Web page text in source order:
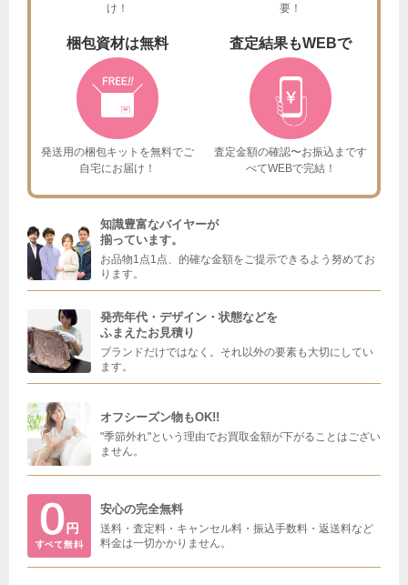
け！
要！
梱包資材は無料
発送用の梱包キットを無料でご
自宅にお届け！
査定結果もWEBで
査定金額の確認〜お振込まです
べてWEBで完結！
知識豊富なバイヤーが
揃っています。
お品物1点1点、的確な金額をご提示できるよう努めてお
ります。
発売年代・デザイン・状態などを
ふまえたお見積り
ブランドだけではなく。それ以外の要素も大切にしてい
ます。
オフシーズン物もOK!!
"季節外れ"という理由でお買取金額が下がることはござい
ません。
安心の完全無料
送料・査定料・キャンセル料・振込手数料・返送料など
料金は一切かかりません。